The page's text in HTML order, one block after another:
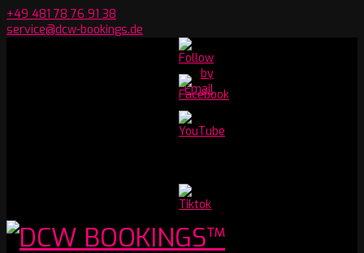
Skip
to
+49 481 78 76 91 38
service@dcw-bookings.de
Youtube
Channel